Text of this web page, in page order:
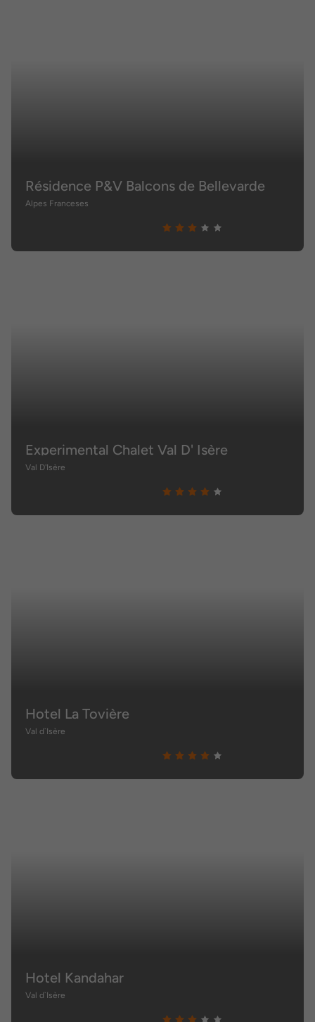
Résidence P&V Balcons de Bellevarde
Alpes Franceses
Experimental Chalet Val D' Isère
Val D'Isère
Hotel La Tovière
Val d`Isère
Hotel Kandahar
Val d`Isère